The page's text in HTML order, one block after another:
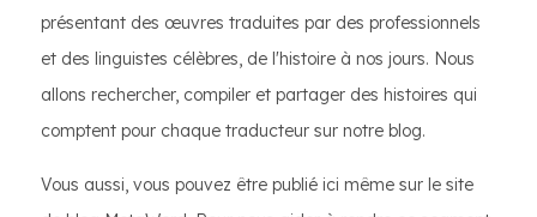
présentant des œuvres traduites par des professionnels
et des linguistes célèbres, de l'histoire à nos jours. Nous
allons rechercher, compiler et partager des histoires qui
comptent pour chaque traducteur sur notre blog.
Vous aussi, vous pouvez être publié ici même sur le site